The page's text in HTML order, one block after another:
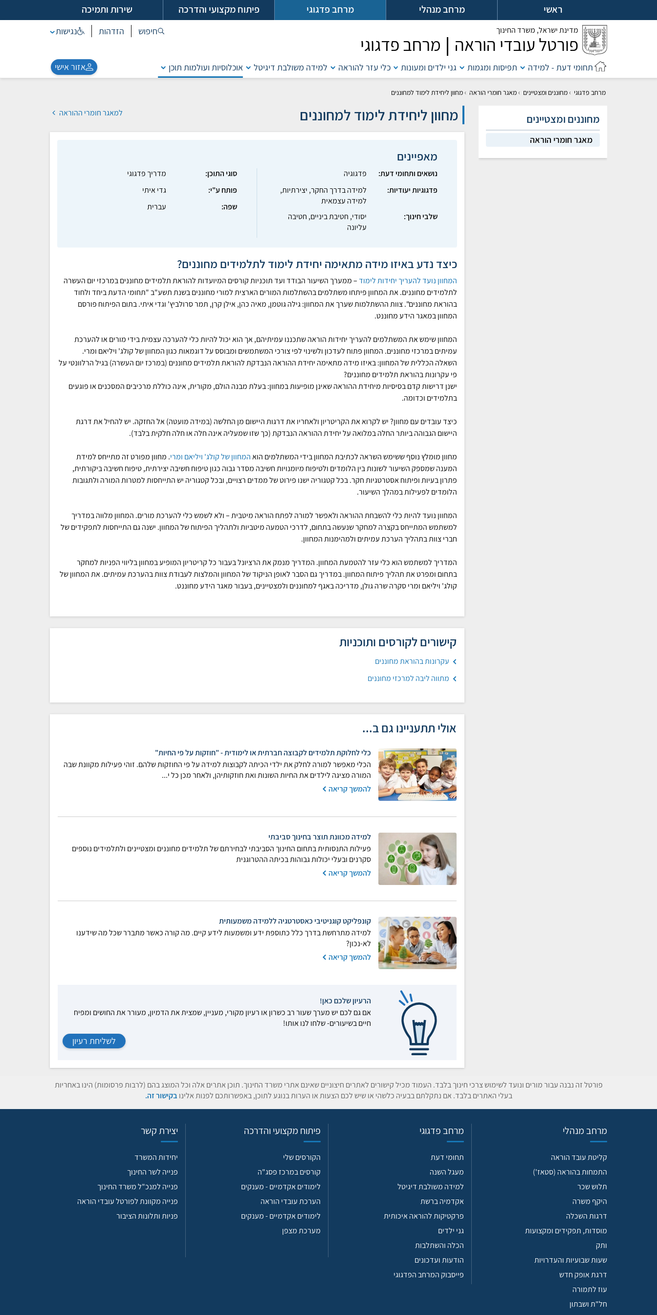
אל
ראשי מרחב מנהלי מרחב פדגוגי פיתוח מקצועי והדרכה שירות ותמיכה
מדינת ישראל, משרד החינוך
פורטל עובדי הוראה מרחב פדגוגי
חיפוש הזדהות נגישות
תחומי דעת - למידה תפיסות ומגמות גני ילדים ומעונות כלי עזר להוראה למידה משולבת דיגיטל אוכלוסיות ועולמות תוכן אזור אישי
מרחב פדגוגי ›מחוננים ומצטיינים ›מאגר חומרי הוראה ›מחוון ליחידת לימוד למחוננים
מחוון ליחידת לימוד למחוננים למאגר חומרי ההוראה
מאפיינים
נושאים ותחומי דעת:
פדגוגיה
פדגוגיות יעודיות:
למידה בדרך החקר, יצירתיות,
למידה עצמאית
שלבי חינוך:
יסודי, חטיבת ביניים, חטיבה
עליונה
סוגי התוכן:
מדריך פדגוגי
פותח ע"י:
גדי איתי
שפה:
עברית
כיצד נדע באיזו מידה מתאימה יחידת לימוד לתלמידים מחוננים?
המחוון נועד להעריך יחידות לימוד– ממערך השיעור הבודד ועד תוכניות קורסים המיועדות להוראת תלמידים מחוננים במרכזי יום העשרה
לתלמידים מחוננים. את המחוון פיתחו משתלמים בהשתלמות המורים הארצית למורי מחוננים בשנת תשע"ב "תחומי הדעת ביחד ולחוד
בהוראת מחוננים". צוות ההשתלמות שערך את המחוון: גילה גוטמן, מאיה כהן, אילן קרן, תמר סרולביץ' וגדי איתי. בתום הפיתוח פורסם
המחוון במאגר הידע מחוננט.
המחוון שימש את המשתלמים להעריך יחידות הוראה שתכננו עמיתיהם, אך הוא יכול להיות כלי להערכה עצמית בידי מורים או להערכת
עמיתים במרכזי מחוננים. המחוון פתוח לעדכון ולשינוי לפי צורכי המשתמשים ומבוסס על דוגמאות כגון המחוון של קולג' ויליאם ומרי.
השאלה הכללית של המחוון: באיזו מידה מתאימה יחידת ההוראה הנבדקת להוראת תלמידים מחוננים (במרכז יום העשרה) בגיל הרלוונטי על
פי עקרונות בהוראת תלמידים מחוננים?
ישנן דרישות קדם בסיסיות מיחידת ההוראה שאינן מופיעות במחוון: בעלת מבנה הולם, מקורית, אינה כוללת מרכיבים המסכנים או פוגעים
בתלמידים וכדומה.
כיצד עובדים עם מחוון? יש לקרוא את הקריטריון ולאחריו את דרגות היישום מן החלשה (במידה מועטה) אל החזקה. יש להחיל את דרגת
היישום הגבוהה ביותר החלה במלואה על יחידת ההוראה הנבדקת (כך שזו שמעליה אינה חלה או חלה חלקית בלבד).
מחוון מומלץ נוסף ששימש השראה לכתיבת המחוון בידי המשתלמים הואהמחוון של קולג' ויליאם ומרי. מחוון מפורט זה מתייחס למידת
המענה שמספק השיעור לשונות בין הלומדים ולטיפוח מיומנויות חשיבה מסדר גבוה כגון טיפוח חשיבה יצירתית, טיפוח חשיבה ביקורתית,
פתרון בעיות ופיתוח אסטרטגיות חקר. בכל קטגוריה ישנו פירוט של ממדים רצויים, ובכל קטגוריה יש התייחסות למטרות המורה ולתגובות
הלומדים לפעילות במהלך השיעור.
המחוון נועד להיות כלי להשבחת ההוראה ולאפשר למורה לפתח הוראה מיטבית – ולא לשמש כלי להערכת מורים. המחוון מלוּוה במדריך
למשתמש המתייחס בקצרה למחקר שנעשה בתחום, לדרכי הטמעה מיטביות ולתהליך הפיתוח של המחוון. ישנה גם התייחסות לתפקידים של
חברי צוות בתהליך הערכת עמיתים ולמהימנות המחוון.
המדריך למשתמש הוא כלי עזר להטמעת המחוון. המדריך מנמק את הרציונל בעבור כל קריטריון המופיע במחוון בליווי הפניות למחקר
בתחום ומפרט את תהליך פיתוח המחוון. במדריך גם הסבר לאופן הניקוד של המחוון והמלצות לעבודת צוות בהערכת עמיתים. את המחוון של
קולג' ויליאם ומרי סקרה שרה גולן, מדריכה באגף למחוננים ולמצטיינים, בעבור מאגר הידע מחוננט.
קישורים לקורסים ותוכניות
עקרונות בהוראת מחוננים
מתווה ליבה למרכזי מחוננים
אולי תתעניינו גם ב...
כלי לחלוקת תלמידים לקבוצה חברתית או לימודית - "חוזקות על פי החיות"
הכלי מאפשר למורה לחלק את ילדי הכיתה לקבוצות למידה על פי החוזקות שלהם. זוהי פעילות מקוונת שבה
המורה מציגה לילדים את החיות השונות ואת חוזקותיהן, ולאחר מכן כל י...
להמשך קריאה
למידה מכוונת תוצר בחינוך סביבתי
פעילות התנסותית בתחום החינוך הסביבתי לבחירתם של תלמידים מחוננים ומצטיינים ולתלמידים נוספים
סקרנים ובעלי יכולות גבוהות בכיתה ההטרוגנית
להמשך קריאה
קונפליקט קוגניטיבי כאסטרטגיה ללמידה משמעותית
למידה מתרחשת בדרך כלל כתוספת ידע ומשמעות לידע קיים. מה קורה כאשר מתברר שכל מה שידענו
לא-נכון?
להמשך קריאה
הרעיון שלכם כאן!
אם גם לכם יש מערך שעור רב כשרון או רעיון מקורי, מעניין, שמצית את הדמיון, מעורר את החושים ומפיח
חיים בשיעורים- שלחו לנו אותו!
לשליחת רעיון
מחוננים ומצטיינים
מאגר חומרי הוראה
פורטל זה נבנה עבור מורים ונועד לשימוש צרכי חינוך בלבד. העמוד מכיל קישורים לאתרים חיצוניים שאינם אתרי משרד החינוך. תוכן אתרים אלה וכל המוצג בהם (לרבות פרסומות) הינו באחריות
בעלי האתרים בלבד. אם נתקלתם בבעיה כלשהי או שיש לכם הצעות או הערות בנוגע לתוכן, באפשרותכם לפנות אלינו בקישור זה.
מרחב מנהלי
קליטת עובד הוראה
התמחות בהוראה (סטאז')
תלוש שכר
היקף משרה
דרגות השכלה
מוסדות, תפקידים ומקצועות
ותק
שעות שבועיות והעדרויות
דרגת אופק חדש
עוז לתמורה
חל"ת ושבתון
מרחב פדגוגי
תחומי דעת
מעגל השנה
למידה משולבת דיגיטל
אקדמיה ברשת
פרקטיקות להוראה איכותית
גני ילדים
הכלה והשתלבות
הודעות ועדכונים
פייסבוק המרחב הפדגוגי
פיתוח מקצועי והדרכה
הקורסים שלי
קורסים במרכז פסג"ה
לימודים אקדמיים - מענקים
הערכת עובדי הוראה
לימודים אקדמיים - מענקים
מערכת מצפן
יצירת קשר
יחידות המשרד
פנייה לשר החינוך
פנייה למנכ"ל משרד החינוך
פנייה מקוונת לפורטל עובדי הוראה
פניות ותלונות הציבור